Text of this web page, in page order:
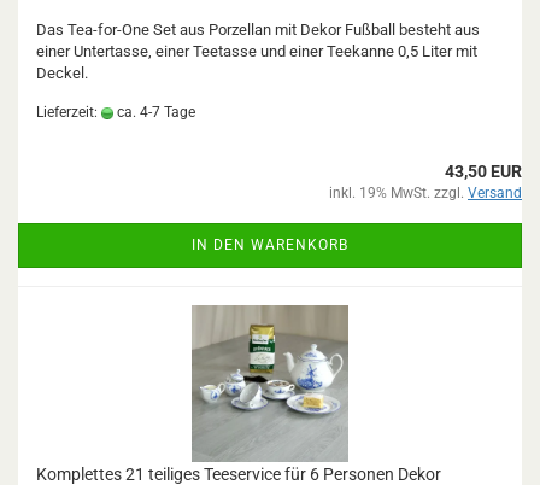
Das Tea-for-One Set aus Porzellan mit Dekor Fußball besteht aus
einer Untertasse, einer Teetasse und einer Teekanne 0,5 Liter mit
Deckel.
Lieferzeit: ca. 4-7 Tage
43,50 EUR
inkl. 19% MwSt. zzgl. Versand
IN DEN WARENKORB
Komplettes 21 teiliges Teeservice für 6 Personen Dekor